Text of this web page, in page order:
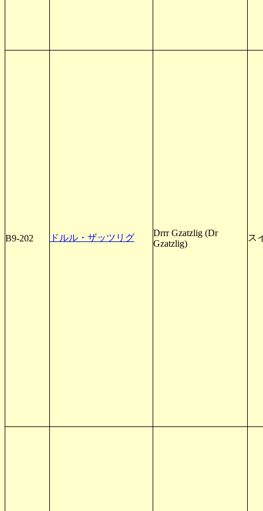
B9-202 ドルル・ザッツリグ
Drrr Gzatzlig (Dr
Gzatzlig)
ス